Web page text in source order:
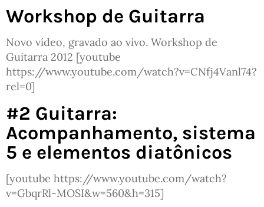
Workshop de Guitarra
Novo vídeo, gravado ao vivo. Workshop de
Guitarra 2012 [youtube
https://www.youtube.com/watch?v=CNfj4Vanl74?
rel=0]
#2 Guitarra:
Acompanhamento, sistema
5 e elementos diatônicos
[youtube https://www.youtube.com/watch?
v=GbqrRl-MOSI&w=560&h=315]